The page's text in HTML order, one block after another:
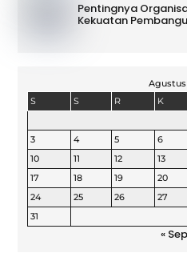
Pentingnya
Kekuatan
Agustus
S
S R K
3
4 5 6
10
11 12 13
17
18 19 20
24
25 26 27
31
« Sep